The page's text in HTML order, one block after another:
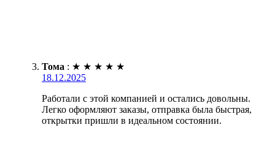
Тома : ★ ★ ★ ★ ★
18.12.2025
Работали с этой компанией и остались довольны.
Легко оформляют заказы, отправка была быстрая,
открытки пришли в идеальном состоянии.